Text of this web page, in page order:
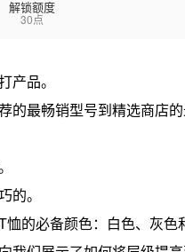
解锁额度
30点
产品。
最畅销型号到精选商店的
的。
的必备颜色：白色、灰色